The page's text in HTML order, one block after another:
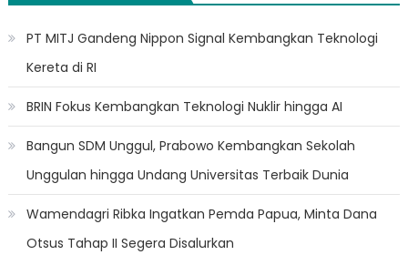
PT MITJ Gandeng Nippon Signal Kembangkan Teknologi
Kereta di RI
BRIN Fokus Kembangkan Teknologi Nuklir hingga AI
Bangun SDM Unggul, Prabowo Kembangkan Sekolah
Unggulan hingga Undang Universitas Terbaik Dunia
Wamendagri Ribka Ingatkan Pemda Papua, Minta Dana
Otsus Tahap II Segera Disalurkan